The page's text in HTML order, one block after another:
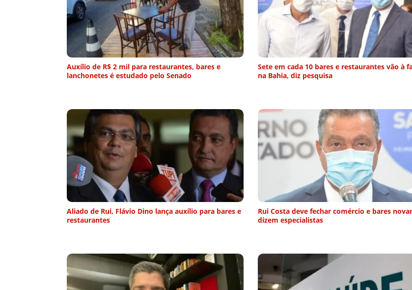
Auxílio de R$ 2 mil para restaurantes, bares e
lanchonetes é estudado pelo Senado
Sete em cada 10 bares e restaurantes vão à
na Bahia, diz pesquisa
Aliado de Rui, Flávio Dino lança auxílio para bares e
restaurantes
Rui Costa deve fechar comércio e bares
dizem especialistas